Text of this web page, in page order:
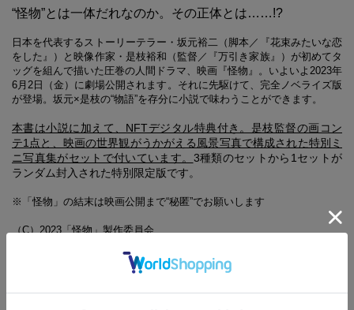
“怪物”とは一体だれなのか。その正体とは……!?
日本を代表するストーリーテラー・坂元裕二（脚本／『花束みたいな恋
をした』）と映像作家・是枝裕和（監督／『万引き家族』）が初めてタ
ッグを組んで描いた圧巻の人間ドラマ、映画『怪物』。いよいよ2023年
6月2日（金）に劇場公開されます。それに先駆けて、完全ノベライズ版
が登場。坂元×是枝の“物語”を存分に小説で味わうことができます。
本書は小説に加えて、NFTデジタル特典付き。是枝監督の画コン
テ1点と、映画の世界観がうかがえる風景写真で構成された特別ミ
ニ写真集がセットで付いています。 3種類のセットから1セットが
ランダム封入された特別限定版です。
※「怪物」の結末は映画公開まで“秘匿”でお願いします
（C）2023「怪物」製作委員会